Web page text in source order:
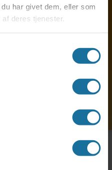
har givet dem, eller som
deres tjenester.
de har, og den støtte
Søg ind på HF-enkeltfag